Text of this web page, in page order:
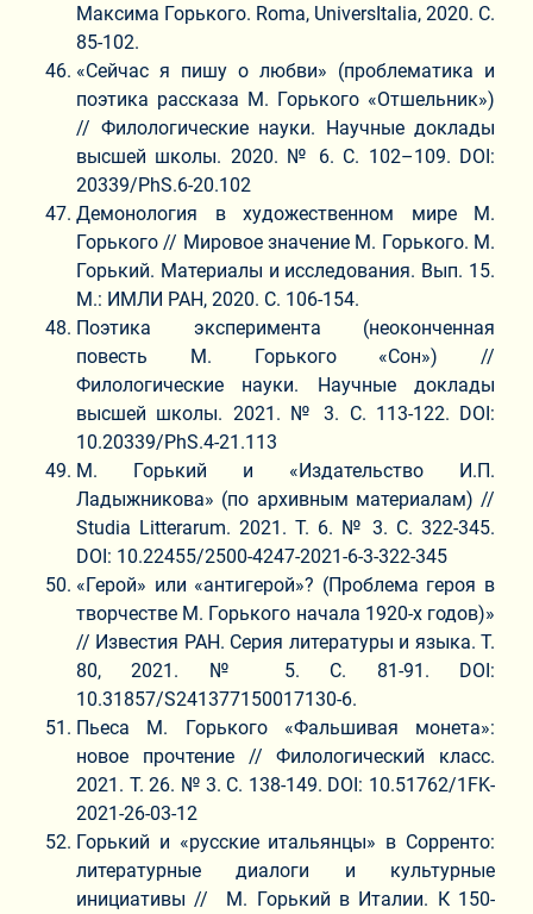
Максима Горького. Roma, UniversItalia, 2020. C.
85-102.
«Сейчас я пишу о любви» (проблематика и
поэтика рассказа М. Горького «Отшельник»)
// Филологические науки. Научные доклады
высшей школы. 2020. № 6. С. 102–109. DOI:
20339/PhS.6-20.102
Демонология в художественном мире М.
Горького // Мировое значение М. Горького. М.
Горький. Материалы и исследования. Вып. 15.
М.: ИМЛИ РАН, 2020. С. 106-154.
Поэтика эксперимента (неоконченная
повесть М. Горького «Сон») //
Филологические науки. Научные доклады
высшей школы. 2021. № 3. С. 113-122. DOI:
10.20339/PhS.4-21.113
М. Горький и «Издательство И.П.
Ладыжникова» (по архивным материалам) //
Studia Litterarum. 2021. Т. 6. № 3. С. 322-345.
DOI: 10.22455/2500-4247-2021-6-3-322-345
«Герой» или «антигерой»? (Проблема героя в
творчестве М. Горького начала 1920-х годов)»
// Известия РАН. Серия литературы и языка. Т.
80, 2021. № 5. С. 81-91. DOI:
10.31857/S241377150017130-6.
Пьеса М. Горького «Фальшивая монета»:
новое прочтение // Филологический класс.
2021. Т. 26. № 3. С. 138-149. DOI: 10.51762/1FK-
2021-26-03-12
Горький и «русские итальянцы» в Сорренто:
литературные диалоги и культурные
инициативы // М. Горький в Италии. К 150-